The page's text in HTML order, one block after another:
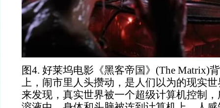
图 4. 好莱坞电影《黑客帝国》(The Matrix)
上，闹市里人头攒动，是人们以为的现实
来发现，真实世界被一个超级计算机控制